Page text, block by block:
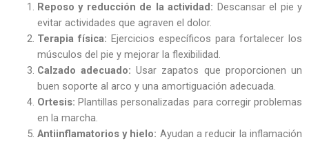
Reposo y reducción de la actividad: Descansar el pie y
evitar actividades que agraven el dolor.
Terapia física: Ejercicios específicos para fortalecer los
músculos del pie y mejorar la flexibilidad.
Calzado adecuado: Usar zapatos que proporcionen un
buen soporte al arco y una amortiguación adecuada.
Ortesis: Plantillas personalizadas para corregir problemas
en la marcha.
Antiinflamatorios y hielo: Ayudan a reducir la inflamación